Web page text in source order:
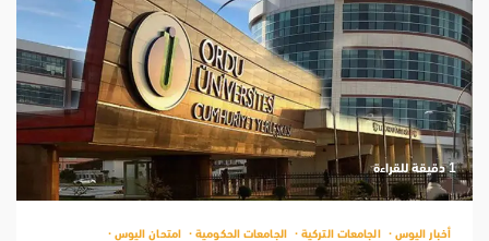
‫1 دقيقة للقراءة
أخبار اليوس الجامعات التركية الجامعات الحكومية
امتحان اليوس